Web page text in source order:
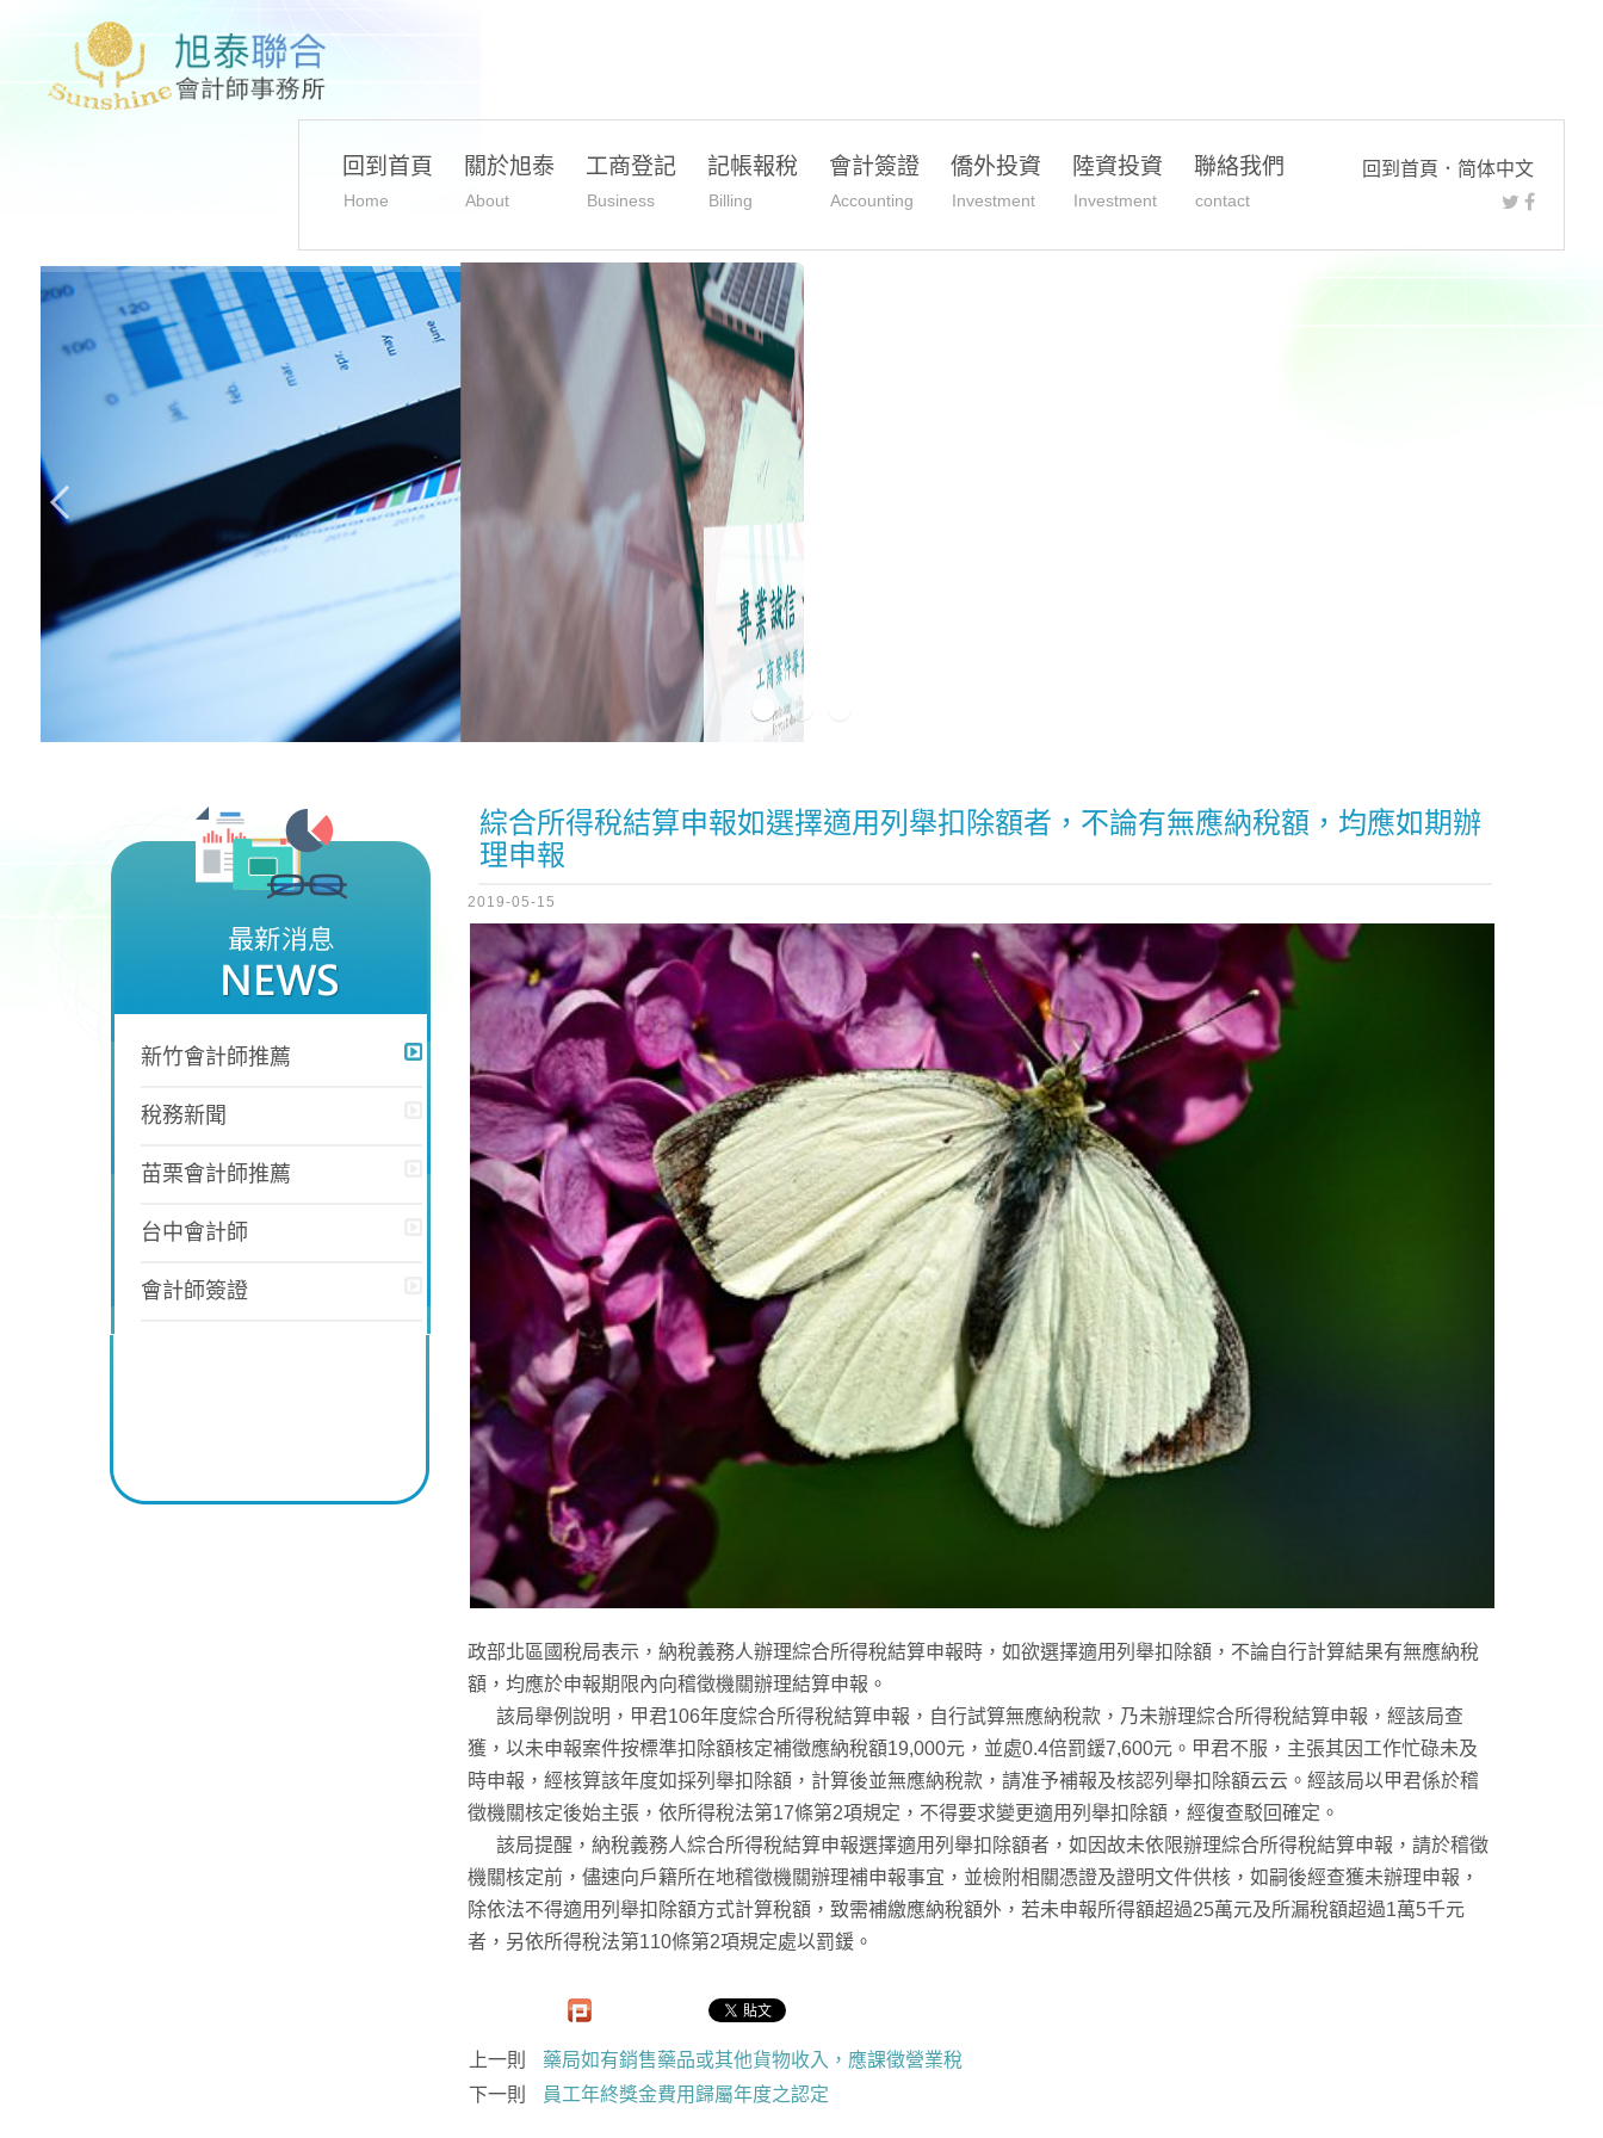
回到首頁 ． 简体中文
回到首頁
Home
關於旭泰
About
工商登記
Business
記帳報稅
Billing
會計簽證
Accounting
僑外投資
Investment
陸資投資
Investment
聯絡我們
contact
綜合所得稅結算申報如選擇適用列舉扣除額者，不論有無應納稅額，均應如期辦
理申報
2019-05-15
政部北區國稅局表示，納稅義務人辦理綜合所得稅結算申報時，如欲選擇適用列舉扣除額，不論自行計算結果有無應納稅
額，均應於申報期限內向稽徵機關辦理結算申報。
該局舉例說明，甲君106年度綜合所得稅結算申報，自行試算無應納稅款，乃未辦理綜合所得稅結算申報，經該局查
獲，以未申報案件按標準扣除額核定補徵應納稅額19,000元，並處0.4倍罰鍰7,600元。甲君不服，主張其因工作忙碌未及
時申報，經核算該年度如採列舉扣除額，計算後並無應納稅款，請准予補報及核認列舉扣除額云云。經該局以甲君係於稽
徵機關核定後始主張，依所得稅法第17條第2項規定，不得要求變更適用列舉扣除額，經復查駁回確定。
該局提醒，納稅義務人綜合所得稅結算申報選擇適用列舉扣除額者，如因故未依限辦理綜合所得稅結算申報，請於稽徵
機關核定前，儘速向戶籍所在地稽徵機關辦理補申報事宜，並檢附相關憑證及證明文件供核，如嗣後經查獲未辦理申報，
除依法不得適用列舉扣除額方式計算稅額，致需補繳應納稅額外，若未申報所得額超過25萬元及所漏稅額超過1萬5千元
者，另依所得稅法第110條第2項規定處以罰鍰。
上一則
藥局如有銷售藥品或其他貨物收入，應課徵營業稅
下一則
員工年終獎金費用歸屬年度之認定
新竹會計師推薦
稅務新聞
苗栗會計師推薦
台中會計師
會計師簽證